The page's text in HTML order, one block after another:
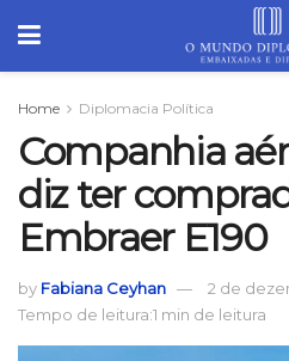
Home Diplomacia Política
Companhia
diz ter
Embraer E190
by Fabiana Ceyhan
2 de
Tempo de leitura:1 min de leitura